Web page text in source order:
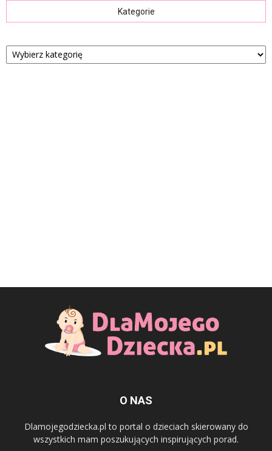
Kategorie
Kategorie
O NAS
Dlamojegodziecka.pl to portal o dzieciach skierowany do
wszystkich mam poszukujących inspirujących porad.